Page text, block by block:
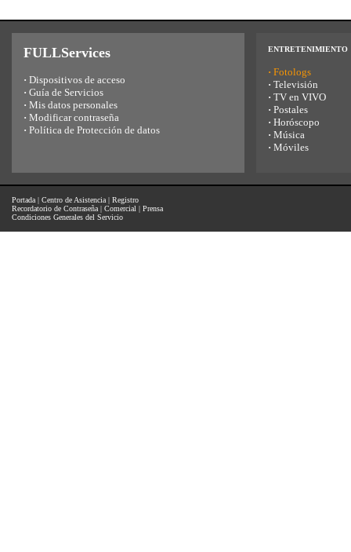
FULLServices
· Dispositivos de acceso
· Guía de Servicios
· Mis datos personales
· Modificar contraseña
· Política de Protección de datos
ENTRETENIMIENTO
· Fotologs
· Televisión
· TV en VIVO
· Postales
· Horóscopo
· Música
· Móviles
Portada | Centro de Asistencia | Registro
Recordatorio de Contraseña | Comercial | Prensa
Condiciones Generales del Servicio